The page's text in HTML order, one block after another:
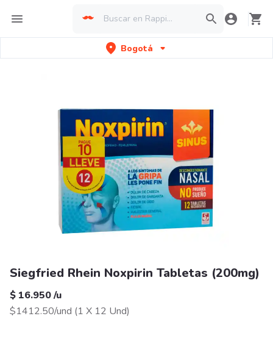
Bogotá
Siegfried Rhein Noxpirin Tabletas (200mg)
$ 16.950/u
$1412.50/und (1 X 12 Und)